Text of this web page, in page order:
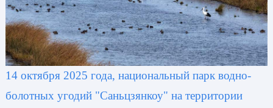
14 октября 2025 года, национальный парк водно-
болотных угодий "Саньцзянкоу" на территории